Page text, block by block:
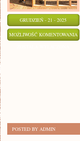
GRUDZIEŃ - 21 - 2025
MOŻLIWOŚĆ KOMENTOWANIA
POSTED BY ADMIN